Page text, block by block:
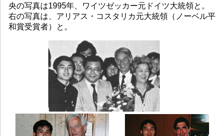
央の写真は1995年、ワイツゼッカー元ドイツ大統領と。
右の写真は、アリアス・コスタリカ元大統領（ノーベル平
和賞受賞者）と。